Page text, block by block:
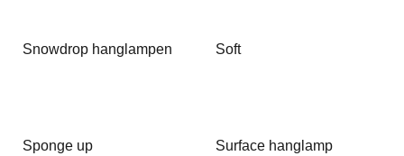
Snowdrop hanglampen Soft
Sponge up Surface hanglamp